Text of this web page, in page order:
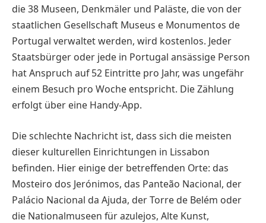
die 38 Museen, Denkmäler und Paläste, die von der
staatlichen Gesellschaft Museus e Monumentos de
Portugal verwaltet werden, wird kostenlos. Jeder
Staatsbürger oder jede in Portugal ansässige Person
hat Anspruch auf 52 Eintritte pro Jahr, was ungefähr
einem Besuch pro Woche entspricht. Die Zählung
erfolgt über eine Handy-App.
Die schlechte Nachricht ist, dass sich die meisten
dieser kulturellen Einrichtungen in Lissabon
befinden. Hier einige der betreffen­den Orte: das
Mosteiro dos Jerónimos, das Panteão Nacional, der
Palácio Nacional da Ajuda, der Torre de Belém oder
die Nationalmuseen für azulejos, Alte Kunst,